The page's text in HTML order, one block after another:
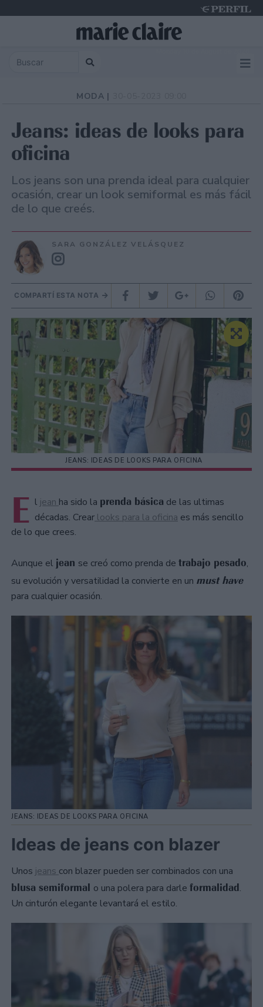
MODA |
Jeans: ideas de looks para
oficina
Los jeans son una prenda ideal para cualquier
ocasión, crear un look semiformal es más fácil
de lo que creés.
SARA GONZÁLEZ VELÁSQUEZ
COMPARTÍ ESTA NOTA
JEANS: IDEAS DE LOOKS PARA OFICINA
E l jean ha sido la prenda básica de las ultimas
décadas. Crear looks para la oficina es más sencillo
de lo que crees.
Aunque el jean se creó como prenda de trabajo pesado,
su evolución y versatilidad la convierte en un must have
para cualquier ocasión.
JEANS: IDEAS DE LOOKS PARA OFICINA
Ideas de jeans con blazer
Unos jeans con blazer pueden ser combinados con una
blusa semiformal o una polera para darle formalidad.
Un cinturón elegante levantará el estilo.